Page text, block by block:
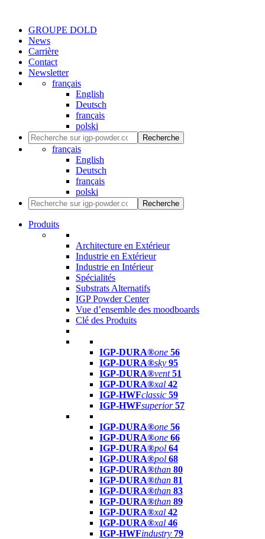
GROUPE DOLD
News
Carrière
Contact
Newsletter
français
English
Deutsch
français
polski
Recherche
français
English
Deutsch
français
polski
Recherche
Produits
Architecture en Extérieur
Industrie en Extérieur
Industrie en Intérieur
Spécialités
Substrats Alternatifs
IGP Powder Center
Vue d’ensemble des moodboards
Clé des Produits
IGP-DURA®one 56
IGP-DURA®sky 95
IGP-DURA®vent 51
IGP-DURA®xal 42
IGP-HWFclassic 59
IGP-HWFsuperior 57
IGP-DURA®one 56
IGP-DURA®one 66
IGP-DURA®pol 64
IGP-DURA®pol 68
IGP-DURA®than 80
IGP-DURA®than 81
IGP-DURA®than 83
IGP-DURA®than 89
IGP-DURA®xal 42
IGP-DURA®xal 46
IGP-HWFindustry 79